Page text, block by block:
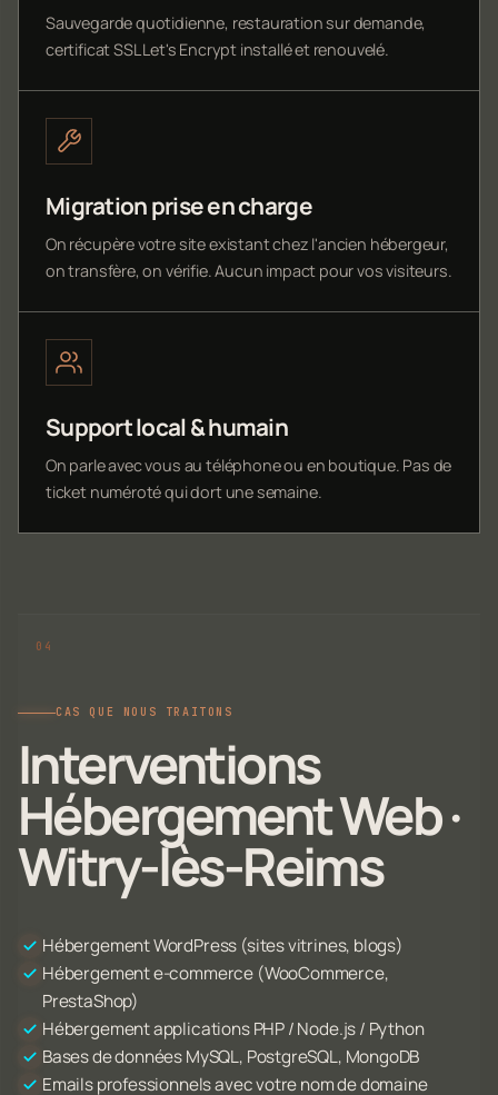
Sauvegarde quotidienne, restauration sur demande,
certificat SSL Let's Encrypt installé et renouvelé.
Migration prise en charge
On récupère votre site existant chez l'ancien hébergeur,
on transfère, on vérifie. Aucun impact pour vos visiteurs.
Support local & humain
On parle avec vous au téléphone ou en boutique. Pas de
ticket numéroté qui dort une semaine.
CAS QUE NOUS TRAITONS
Interventions
Hébergement Web ·
Witry-lès-Reims
Hébergement WordPress (sites vitrines, blogs)
Hébergement e-commerce (WooCommerce,
PrestaShop)
Hébergement applications PHP / Node.js / Python
Bases de données MySQL, PostgreSQL, MongoDB
Emails professionnels avec votre nom de domaine